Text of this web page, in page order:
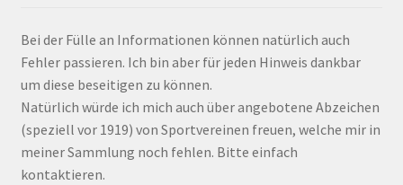
Bei der Fülle an Informationen können natürlich auch
Fehler passieren. Ich bin aber für jeden Hinweis dankbar
um diese beseitigen zu können.
Natürlich würde ich mich auch über angebotene Abzeichen
(speziell vor 1919) von Sportvereinen freuen, welche mir in
meiner Sammlung noch fehlen. Bitte einfach
kontaktieren.